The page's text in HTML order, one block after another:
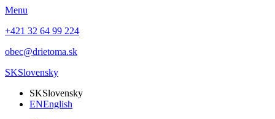
Menu
+421 32 64 99 224
obec@drietoma.sk
SKSlovensky
SKSlovensky
ENEnglish